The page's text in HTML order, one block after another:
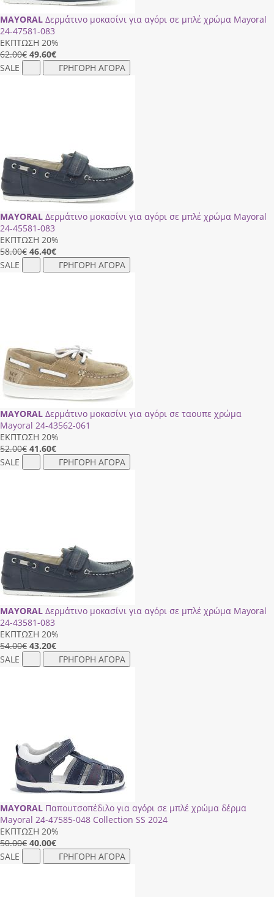
MAYORAL Δερμάτινο μοκασίνι για αγόρι σε μπλέ χρώμα Mayoral
24-47581-083
ΕΚΠΤΩΣΗ 20%
62.00€ 49.60€
SALE
ΓΡΗΓΟΡΗ ΑΓΟΡΑ
MAYORAL Δερμάτινο μοκασίνι για αγόρι σε μπλέ χρώμα Mayoral
24-45581-083
ΕΚΠΤΩΣΗ 20%
58.00€ 46.40€
SALE
ΓΡΗΓΟΡΗ ΑΓΟΡΑ
MAYORAL Δερμάτινο μοκασίνι για αγόρι σε ταουπε χρώμα
Mayoral 24-43562-061
ΕΚΠΤΩΣΗ 20%
52.00€ 41.60€
SALE
ΓΡΗΓΟΡΗ ΑΓΟΡΑ
MAYORAL Δερμάτινο μοκασίνι για αγόρι σε μπλέ χρώμα Mayoral
24-43581-083
ΕΚΠΤΩΣΗ 20%
54.00€ 43.20€
SALE
ΓΡΗΓΟΡΗ ΑΓΟΡΑ
MAYORAL Παπουτσοπέδιλο για αγόρι σε μπλέ χρώμα δέρμα
Mayoral 24-47585-048 Collection SS 2024
ΕΚΠΤΩΣΗ 20%
50.00€ 40.00€
SALE
ΓΡΗΓΟΡΗ ΑΓΟΡΑ